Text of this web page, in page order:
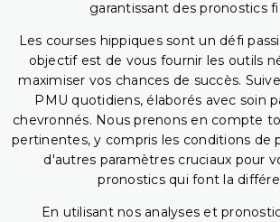
garantissant des pronostics
Les courses hippiques sont un défi
objectif est de vous fournir les outils
maximiser vos chances de succès.
PMU quotidiens, élaborés avec soin
chevronnés. Nous prenons en compte
pertinentes, y compris les conditions de
d'autres paramètres cruciaux pour
pronostics qui font la
En utilisant nos analyses et